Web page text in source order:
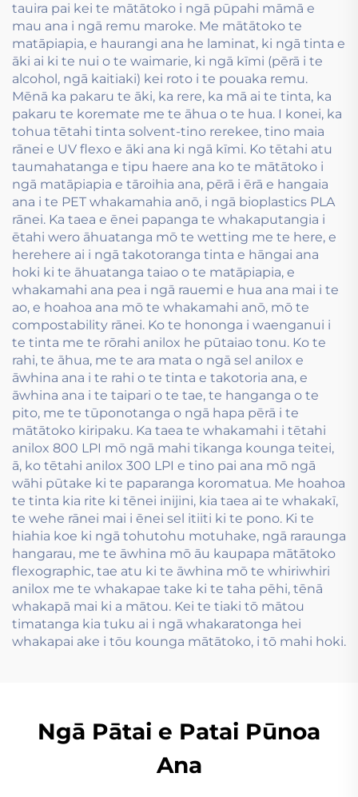
tauira pai kei te mātātoko i ngā pūpahi māmā e
mau ana i ngā remu maroke. Me mātātoko te
matāpiapia, e haurangi ana he laminat, ki ngā tinta e
āki ai ki te nui o te waimarie, ki ngā kīmi (pērā i te
alcohol, ngā kaitiaki) kei roto i te pouaka remu.
Mēnā ka pakaru te āki, ka rere, ka mā ai te tinta, ka
pakaru te koremate me te āhua o te hua. I konei, ka
tohua tētahi tinta solvent-tino rerekee, tino maia
rānei e UV flexo e āki ana ki ngā kīmi. Ko tētahi atu
taumahatanga e tipu haere ana ko te mātātoko i
ngā matāpiapia e tāroihia ana, pērā i ērā e hangaia
ana i te PET whakamahia anō, i ngā bioplastics PLA
rānei. Ka taea e ēnei papanga te whakaputangia i
ētahi wero āhuatanga mō te wetting me te here, e
herehere ai i ngā takotoranga tinta e hāngai ana
hoki ki te āhuatanga taiao o te matāpiapia, e
whakamahi ana pea i ngā rauemi e hua ana mai i te
ao, e hoahoa ana mō te whakamahi anō, mō te
compostability rānei. Ko te hononga i waenganui i
te tinta me te rōrahi anilox he pūtaiao tonu. Ko te
rahi, te āhua, me te ara mata o ngā sel anilox e
āwhina ana i te rahi o te tinta e takotoria ana, e
āwhina ana i te taipari o te tae, te hanganga o te
pito, me te tūponotanga o ngā hapa pērā i te
mātātoko kiripaku. Ka taea te whakamahi i tētahi
anilox 800 LPI mō ngā mahi tikanga kounga teitei,
ā, ko tētahi anilox 300 LPI e tino pai ana mō ngā
wāhi pūtake ki te paparanga koromatua. Me hoahoa
te tinta kia rite ki tēnei inijini, kia taea ai te whakakī,
te wehe rānei mai i ēnei sel itiiti ki te pono. Ki te
hiahia koe ki ngā tohutohu motuhake, ngā raraunga
hangarau, me te āwhina mō āu kaupapa mātātoko
flexographic, tae atu ki te āwhina mō te whiriwhiri
anilox me te whakapae take ki te taha pēhi, tēnā
whakapā mai ki a mātou. Kei te tiaki tō mātou
timatanga kia tuku ai i ngā whakaratonga hei
whakapai ake i tōu kounga mātātoko, i tō mahi hoki.
Ngā Pātai e Patai Pūnoa
Ana